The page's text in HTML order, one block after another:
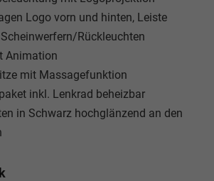
Logo vorn und hinten, Leiste
Rückleuchten
Animation
mit Massagefunktion
inkl. Lenkrad beheizbar
in Schwarz hochglänzend an den